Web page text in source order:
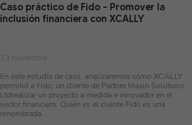
Caso práctico de Fido – Promover la
inclusión financiera con XCALLY
13 noviembre
En este estudio de caso, analizaremos cómo XCALLY
permitió a Fido, un cliente de Partner Maxin Solutions
Ltdrealizar un proyecto a medida e innovador en el
sector financiero. Quién es el cliente Fido es una
renombrada…